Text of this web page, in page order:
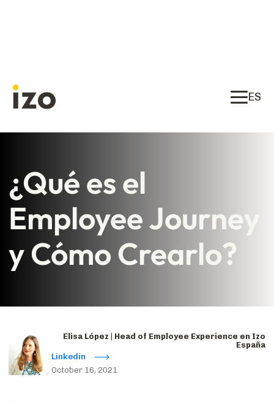
ES
¿Qué es el
Employee Journey
y Cómo Crearlo?
Elisa López | Head of Employee Experience en Izo
España
Linkedin
October 16, 2021